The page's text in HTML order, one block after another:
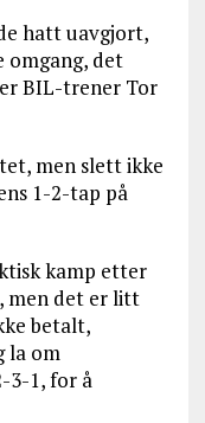
hatt uavgjort,
omgang, det
BIL-trener Tor
men slett ikke
1-2-tap på
kamp etter
men det er litt
betalt,
la om
3-1, for å